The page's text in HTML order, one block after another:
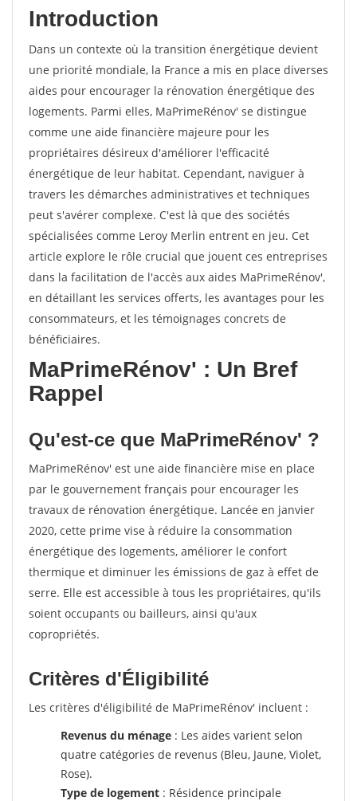
Introduction
Dans un contexte où la transition énergétique devient
une priorité mondiale, la France a mis en place diverses
aides pour encourager la rénovation énergétique des
logements. Parmi elles, MaPrimeRénov' se distingue
comme une aide financière majeure pour les
propriétaires désireux d'améliorer l'efficacité
énergétique de leur habitat. Cependant, naviguer à
travers les démarches administratives et techniques
peut s'avérer complexe. C'est là que des sociétés
spécialisées comme Leroy Merlin entrent en jeu. Cet
article explore le rôle crucial que jouent ces entreprises
dans la facilitation de l'accès aux aides MaPrimeRénov',
en détaillant les services offerts, les avantages pour les
consommateurs, et les témoignages concrets de
bénéficiaires.
MaPrimeRénov' : Un Bref
Rappel
Qu'est-ce que MaPrimeRénov' ?
MaPrimeRénov' est une aide financière mise en place
par le gouvernement français pour encourager les
travaux de rénovation énergétique. Lancée en janvier
2020, cette prime vise à réduire la consommation
énergétique des logements, améliorer le confort
thermique et diminuer les émissions de gaz à effet de
serre. Elle est accessible à tous les propriétaires, qu'ils
soient occupants ou bailleurs, ainsi qu'aux
copropriétés.
Critères d'Éligibilité
Les critères d'éligibilité de MaPrimeRénov' incluent :
Revenus du ménage : Les aides varient selon
quatre catégories de revenus (Bleu, Jaune, Violet,
Rose).
Type de logement : Résidence principale